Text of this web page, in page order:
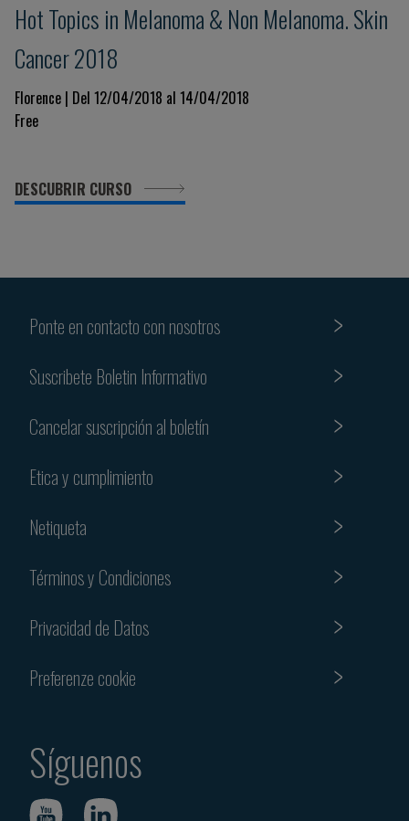
Hot Topics in Melanoma & Non Melanoma. Skin
Cancer 2018
Florence | Del 12/04/2018 al 14/04/2018
Free
DESCUBRIR CURSO
Ponte en contacto con nosotros
Suscribete Boletin Informativo
Cancelar suscripción al boletín
Etica y cumplimiento
Netiqueta
Términos y Condiciones
Privacidad de Datos
Preferenze cookie
Síguenos